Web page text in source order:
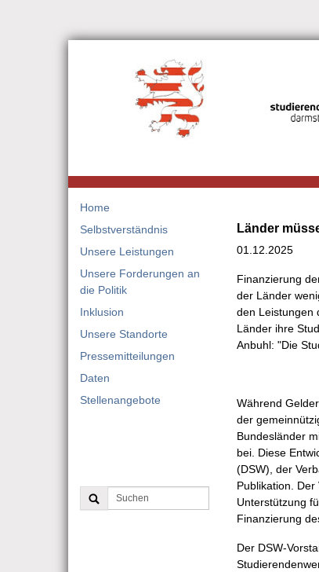
Home
Selbstverständnis
Unsere Leistungen
Unsere Forderungen an
die Politik
Inklusion
Unsere Standorte
Pressemitteilungen
Daten
Stellenangebote
Länder
01.12.2025
Finanzierung
der Länder
den Leistungen
Länder ihre
Anbuhl: "Die
Während
der
Bundesländer
bei. Diese
(DSW), der
Publikation.
Unterstützung
Finanzierung
Der DSW-